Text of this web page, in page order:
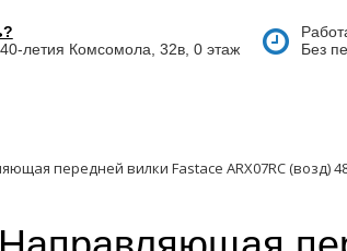
40-летия Комсомола, 32в, 0 этаж
Без
передней вилки Fastace ARX07RC (возд)